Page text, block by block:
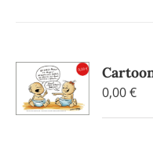
0,00€